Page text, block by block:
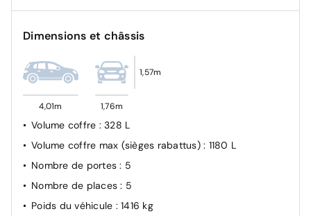
Fixations ISOFIX (passager AV et aux places latérales
Kit anti-crevaison
Dimensions et châssis
4,01m 1,76m
1,57m
Volume coffre : 328 L
Volume coffre max (sièges rabattus) : 1180 L
Nombre de portes: 5
Nombre de places: 5
Poids du véhicule : 1416 kg